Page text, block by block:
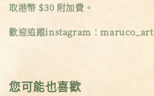
取港幣 $30 附加費。
歡迎追蹤instagram：maruco_art
您可能也喜歡